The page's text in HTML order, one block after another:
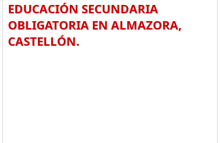
EDUCACIÓN SECUNDARIA
OBLIGATORIA EN ALMAZORA,
CASTELLÓN.